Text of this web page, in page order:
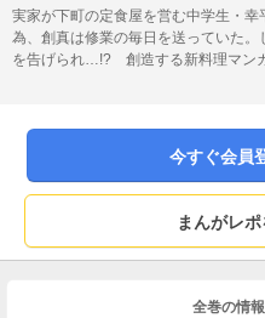
実家が下町の定食屋を営む中学生・
為、創真は修業の毎日を送っていた
を告げられ…!? 創造する新料理マン
今すぐ会員
まんがレ
全巻の情